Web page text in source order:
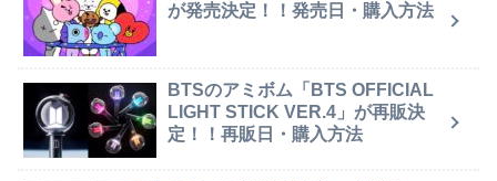
が発売決定！！発売日・購入方法
BTSのアミボム「BTS OFFICIAL
LIGHT STICK VER.4」が再販決
定！！再販日・購入方法